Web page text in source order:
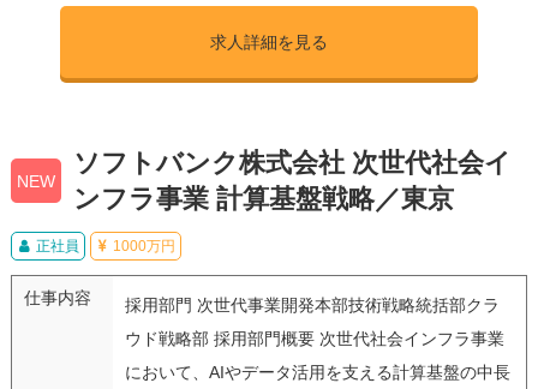
求人詳細を見る
NEW
ソフトバンク株式会社 次世代社会イ
ンフラ事業 計算基盤戦略／東京
正社員 1000万円
仕事内容
採用部門 次世代事業開発本部技術戦略統括部クラ
ウド戦略部 採用部門概要 次世代社会インフラ事業
において、AIやデータ活用を支える計算基盤の中長